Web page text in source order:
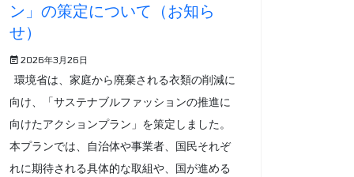
ン」の策定について（お知ら
せ）
2026年3月26日
環境省は、家庭から廃棄される衣類の削減に
向け、「サステナブルファッションの推進に
向けたアクションプラン」を策定しました。
本プランでは、自治体や事業者、国民それぞ
れに期待される具体的な取組や、国が進める